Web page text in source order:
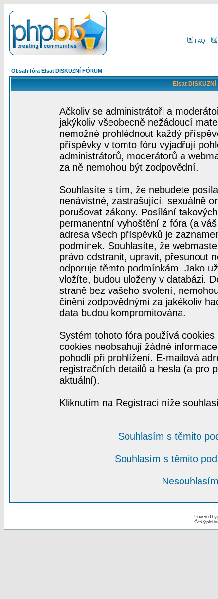
FAQ
Obsah fóra Elsat DISKUZNÍ FÓRUM
Elsat
Ačkoliv se administrátoři a
jakýkoliv všeobecně nežádoucí
nemožné prohlédnout každý
příspěvky v tomto fóru vyjadřují
administrátorů, moderátorů a
za ně nemohou být zodpovědní.
Souhlasíte s tím, že nebudete
nenávistné, zastrašující, sexuálně
porušovat zákony. Posílání
permanentní vyhoštění z fóra (a
adresa všech příspěvků je
podmínek. Souhlasíte, že
právo odstranit, upravit, přesunout
odporuje těmto podmínkám. Jako
vložíte, budou uloženy v databázi.
straně bez vašeho svolení,
činěni zodpovědnými za jakékoliv
data budou kompromitována.
Systém tohoto fóra používá
cookies neobsahují žádné
pohodlí při prohlížení. E-mailová
registračních detailů a hesla (a pro
aktuální).
Kliknutím na Registraci níže
Souhlasím s těmito
Souhlasím s těmito
Powered by
Český